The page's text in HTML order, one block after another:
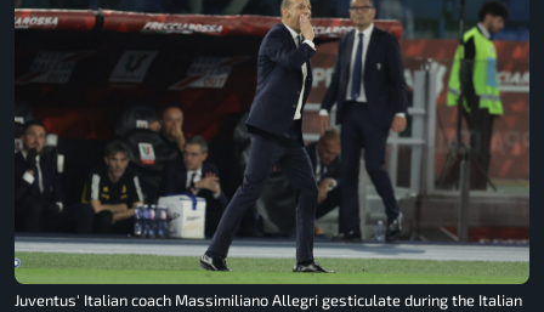
Juventus' Italian coach Massimiliano Allegri gesticulate during the Italian